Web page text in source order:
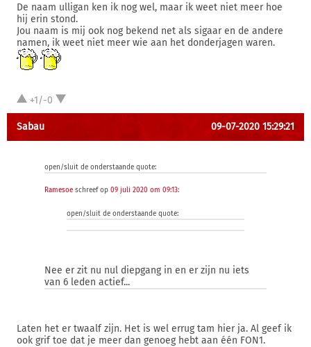
De naam ulligan ken ik nog wel, maar ik weet niet meer hoe
hij erin stond.
Jou naam is mij ook nog bekend net als sigaar en de andere
namen, ik weet niet meer wie aan het donderjagen waren.
+1/-0
Sabau 09-07-2020 15:29:21
open/sluit de onderstaande quote:
Ramesoe schreef op 09 juli 2020 om 09:13:
open/sluit de onderstaande quote:
Nee er zit nu nul diepgang in en er zijn nu iets
van 6 leden actief...
Laten het er twaalf zijn. Het is wel errug tam hier ja. Al geef ik
ook grif toe dat je meer dan genoeg hebt aan één FON1.